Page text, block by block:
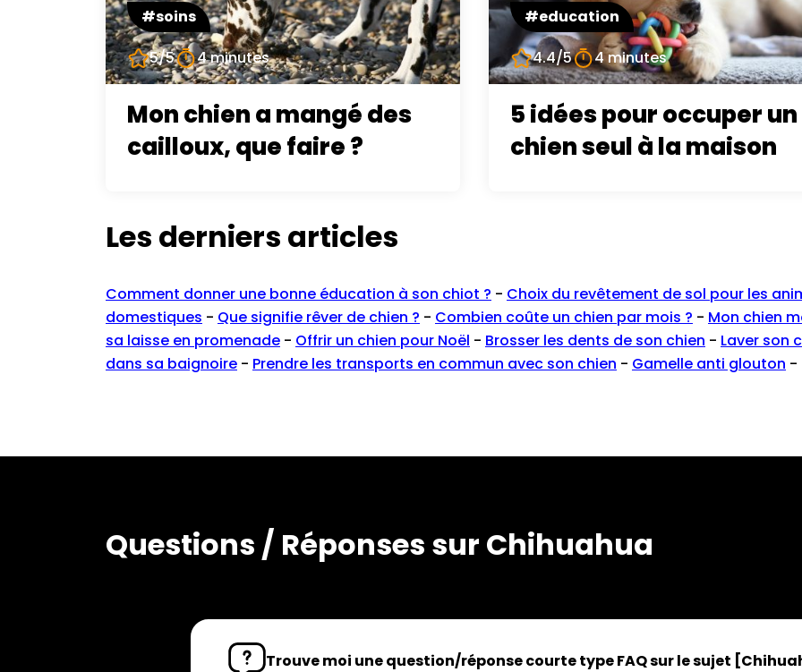
#soins
5/5
4 minutes
Mon chien a mangé des
cailloux, que faire ?
#education
4.4/5
4 minutes
5 idées pour occuper un
chien seul à la maison
Les derniers articles
Comment donner une bonne éducation à son chiot ? - Choix du revêtement de sol pour les
domestiques - Que signifie rêver de chien ? - Combien coûte un chien par mois ? - Mon chien
sa laisse en promenade - Offrir un chien pour Noël - Brosser les dents de son chien - Laver son
dans sa baignoire - Prendre les transports en commun avec son chien - Gamelle anti glouton -
Questions / Réponses sur Chihuahua
Trouve moi une question/réponse courte type FAQ sur le sujet